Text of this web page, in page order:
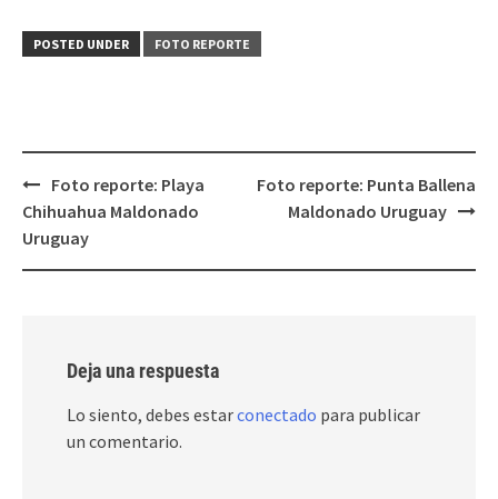
POSTED UNDER FOTO REPORTE
Post
navigation
Foto reporte: Playa
Chihuahua Maldonado
Uruguay
Foto reporte: Punta Ballena
Maldonado Uruguay
Deja una respuesta
Lo siento, debes estarconectado para publicar
un comentario.